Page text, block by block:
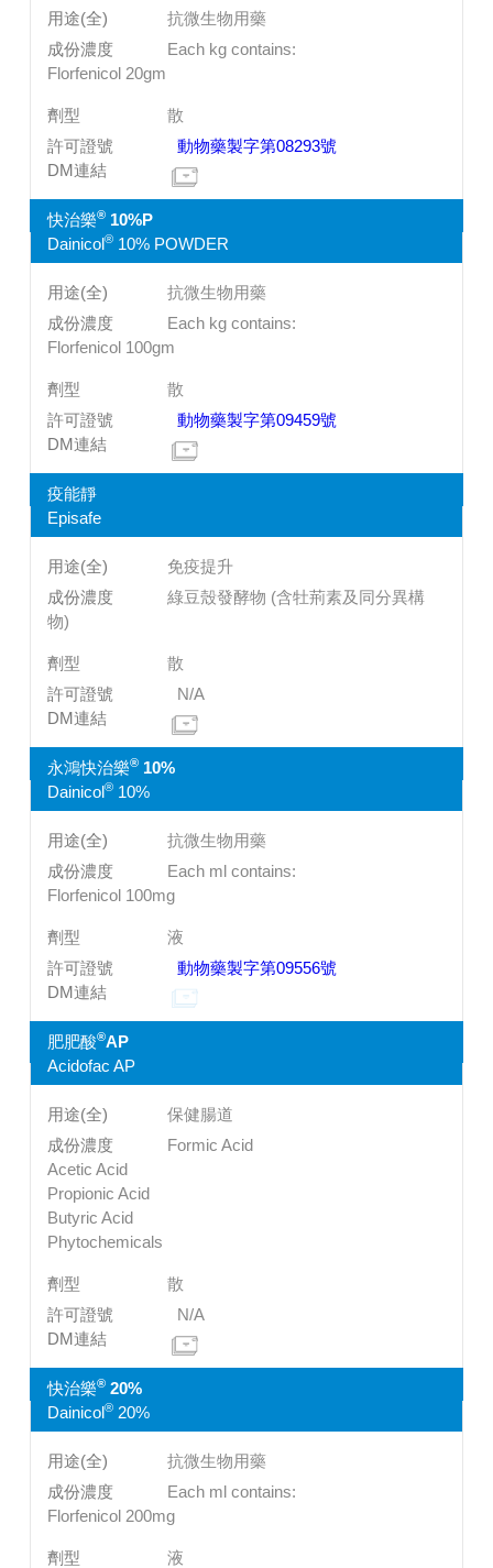
抗微生物用藥
Each kg contains:
Florfenicol 20gm
散
動物藥製字第08293號
快治樂®10%P
Dainicol®10% POWDER
抗微生物用藥
Each kg contains:
Florfenicol 100gm
散
動物藥製字第09459號
疫能靜
Episafe
免疫提升
綠豆殼發酵物 (含牡荊素及同分異構
物)
散
N/A
永鴻快治樂®10%
Dainicol®10%
抗微生物用藥
Each ml contains:
Florfenicol 100mg
液
動物藥製字第09556號
肥肥酸®AP
Acidofac AP
保健腸道
Formic Acid
Acetic Acid
Propionic Acid
Butyric Acid
Phytochemicals
散
N/A
快治樂®20%
Dainicol®20%
抗微生物用藥
Each ml contains:
Florfenicol 200mg
液